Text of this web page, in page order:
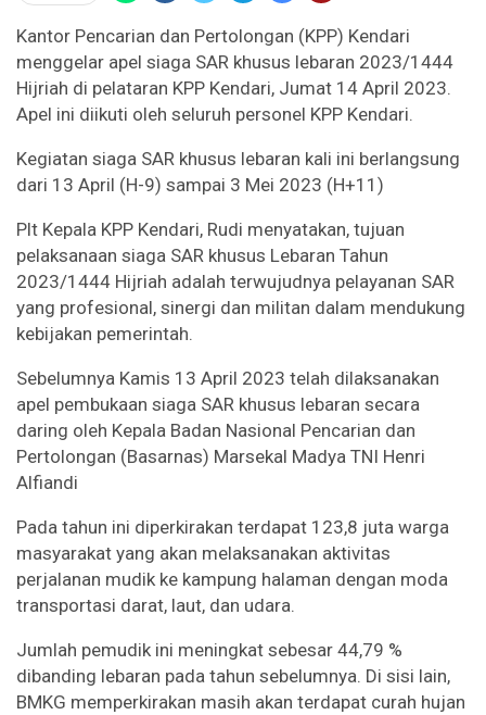
Kantor Pencarian dan Pertolongan (KPP) Kendari
menggelar apel siaga SAR khusus lebaran 2023/1444
Hijriah di pelataran KPP Kendari, Jumat 14 April 2023.
Apel ini diikuti oleh seluruh personel KPP Kendari.
Kegiatan siaga SAR khusus lebaran kali ini berlangsung
dari 13 April (H-9) sampai 3 Mei 2023 (H+11)
Plt Kepala KPP Kendari, Rudi menyatakan, tujuan
pelaksanaan siaga SAR khusus Lebaran Tahun
2023/1444 Hijriah adalah terwujudnya pelayanan SAR
yang profesional, sinergi dan militan dalam mendukung
kebijakan pemerintah.
Sebelumnya Kamis 13 April 2023 telah dilaksanakan
apel pembukaan siaga SAR khusus lebaran secara
daring oleh Kepala Badan Nasional Pencarian dan
Pertolongan (Basarnas) Marsekal Madya TNI Henri
Alfiandi
Pada tahun ini diperkirakan terdapat 123,8 juta warga
masyarakat yang akan melaksanakan aktivitas
perjalanan mudik ke kampung halaman dengan moda
transportasi darat, laut, dan udara.
Jumlah pemudik ini meningkat sebesar 44,79 %
dibanding lebaran pada tahun sebelumnya. Di sisi lain,
BMKG memperkirakan masih akan terdapat curah hujan